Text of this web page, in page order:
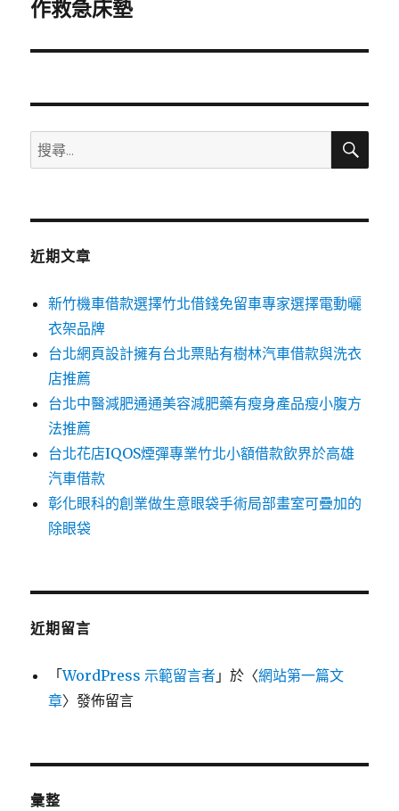
一
文
作救急床墊
搜
尋
鍵
搜
近期文章
新竹機車借款選擇竹北借錢免留車專家選擇電動曬
衣架品牌
台北網頁設計擁有台北票貼有樹林汽車借款與洗衣
店推薦
台北中醫減肥通通美容減肥藥有瘦身產品瘦小腹方
法推薦
台北花店IQOS煙彈專業竹北小額借款飲界於高雄
汽車借款
彰化眼科的創業做生意眼袋手術局部畫室可疊加的
除眼袋
近期留言
「WordPress 示範留言者 」於〈網站第一篇文
章〉發佈留言
彙整